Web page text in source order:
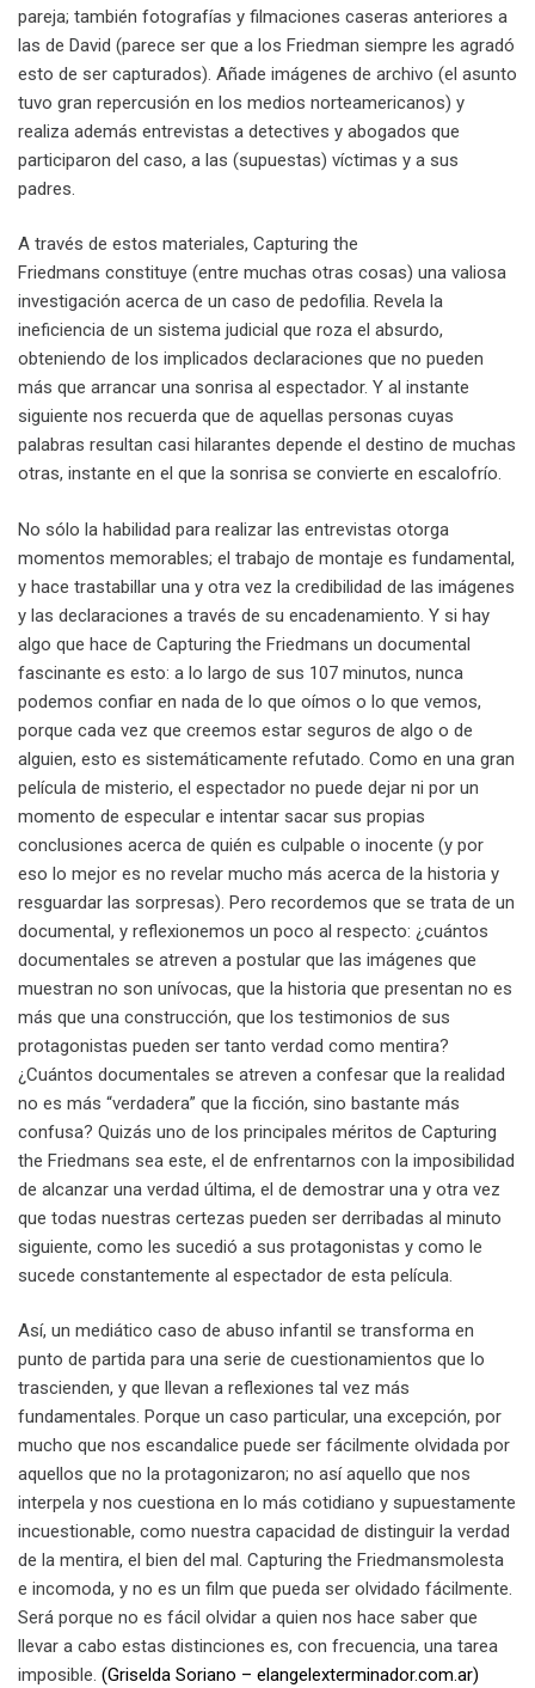
pareja; también fotografías y filmaciones caseras anteriores a
las de David (parece ser que a los Friedman siempre les agradó
esto de ser capturados). Añade imágenes de archivo (el asunto
tuvo gran repercusión en los medios norteamericanos) y
realiza además entrevistas a detectives y abogados que
participaron del caso, a las (supuestas) víctimas y a sus
padres.
A través de estos materiales, Capturing the
Friedmans constituye (entre muchas otras cosas) una valiosa
investigación acerca de un caso de pedofilia. Revela la
ineficiencia de un sistema judicial que roza el absurdo,
obteniendo de los implicados declaraciones que no pueden
más que arrancar una sonrisa al espectador. Y al instante
siguiente nos recuerda que de aquellas personas cuyas
palabras resultan casi hilarantes depende el destino de muchas
otras, instante en el que la sonrisa se convierte en escalofrío.
No sólo la habilidad para realizar las entrevistas otorga
momentos memorables; el trabajo de montaje es fundamental,
y hace trastabillar una y otra vez la credibilidad de las imágenes
y las declaraciones a través de su encadenamiento. Y si hay
algo que hace de Capturing the Friedmans un documental
fascinante es esto: a lo largo de sus 107 minutos, nunca
podemos confiar en nada de lo que oímos o lo que vemos,
porque cada vez que creemos estar seguros de algo o de
alguien, esto es sistemáticamente refutado. Como en una gran
película de misterio, el espectador no puede dejar ni por un
momento de especular e intentar sacar sus propias
conclusiones acerca de quién es culpable o inocente (y por
eso lo mejor es no revelar mucho más acerca de la historia y
resguardar las sorpresas). Pero recordemos que se trata de un
documental, y reflexionemos un poco al respecto: ¿cuántos
documentales se atreven a postular que las imágenes que
muestran no son unívocas, que la historia que presentan no es
más que una construcción, que los testimonios de sus
protagonistas pueden ser tanto verdad como mentira?
¿Cuántos documentales se atreven a confesar que la realidad
no es más “verdadera” que la ficción, sino bastante más
confusa? Quizás uno de los principales méritos de Capturing
the Friedmans sea este, el de enfrentarnos con la imposibilidad
de alcanzar una verdad última, el de demostrar una y otra vez
que todas nuestras certezas pueden ser derribadas al minuto
siguiente, como les sucedió a sus protagonistas y como le
sucede constantemente al espectador de esta película.
Así, un mediático caso de abuso infantil se transforma en
punto de partida para una serie de cuestionamientos que lo
trascienden, y que llevan a reflexiones tal vez más
fundamentales. Porque un caso particular, una excepción, por
mucho que nos escandalice puede ser fácilmente olvidada por
aquellos que no la protagonizaron; no así aquello que nos
interpela y nos cuestiona en lo más cotidiano y supuestamente
incuestionable, como nuestra capacidad de distinguir la verdad
de la mentira, el bien del mal. Capturing the Friedmansmolesta
e incomoda, y no es un film que pueda ser olvidado fácilmente.
Será porque no es fácil olvidar a quien nos hace saber que
llevar a cabo estas distinciones es, con frecuencia, una tarea
imposible. (Griselda Soriano – elangelexterminador.com.ar)